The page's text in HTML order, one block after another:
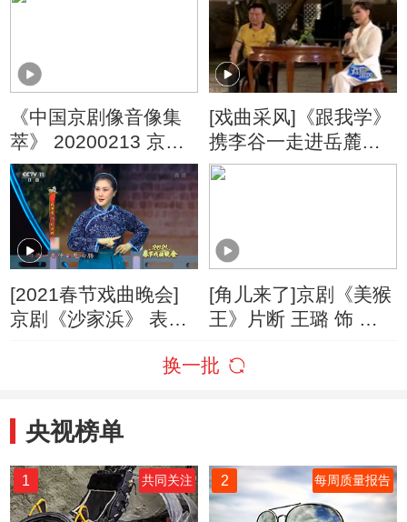
《中国京剧像音像集
萃》 20200213 京剧
《黑旋风》
[戏曲采风]《跟我学》
携李谷一走进岳麓书
院
[2021春节戏曲晚会]
京剧《沙家浜》 表演
[角儿来了]京剧《美猴
王》片断 王璐 饰 孙
空 李哲 饰 孙悟空 舒
换一批
央视榜单
1 共同关注 2 每周质量报告